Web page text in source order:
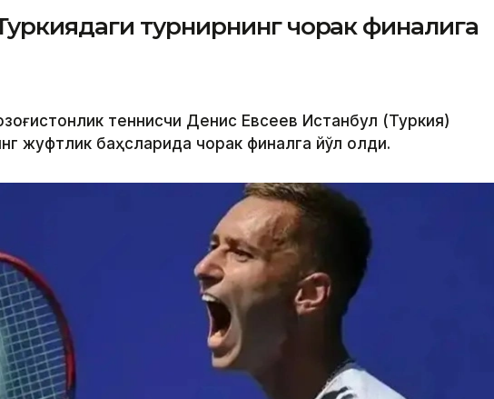
турнирнинг чорак финалига
теннисчи Денис Евсеев Истанбул (Туркия)
жуфтлик баҳсларида чорак финалга йўл олди.